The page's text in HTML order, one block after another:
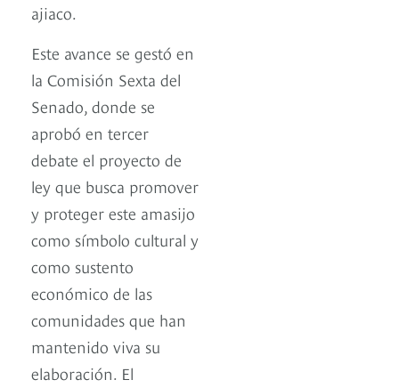
ajiaco.
Este avance se gestó en
la Comisión Sexta del
Senado, donde se
aprobó en tercer
debate el proyecto de
ley que busca promover
y proteger este amasijo
como símbolo cultural y
como sustento
económico de las
comunidades que han
mantenido viva su
elaboración. El